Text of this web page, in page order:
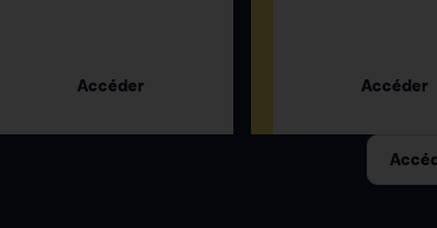
Accéder Accéder